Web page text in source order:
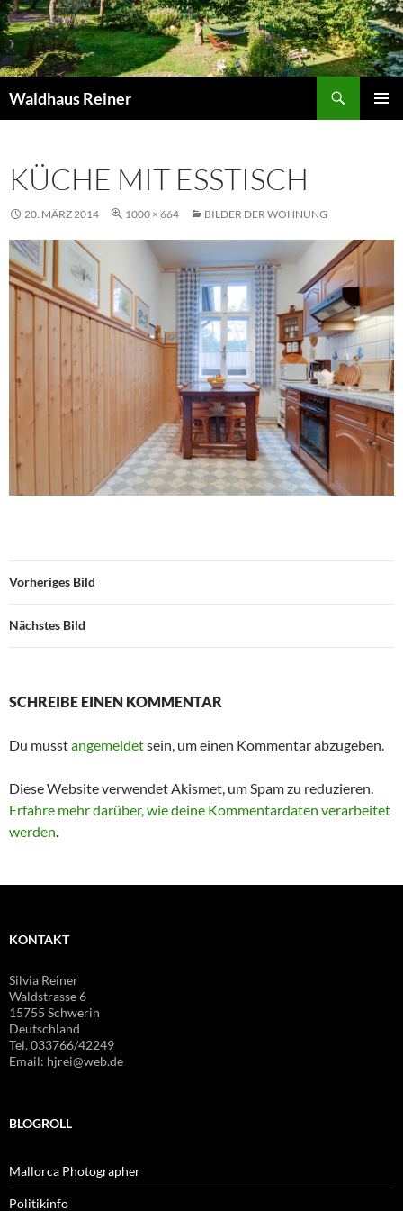
Waldhaus Reiner
KÜCHE MIT ESSTISCH
20. MÄRZ 2014 1000 × 664 BILDER DER WOHNUNG
Vorheriges Bild
Nächstes Bild
SCHREIBE EINEN KOMMENTAR
Du musstangemeldetsein, um einen Kommentar abzugeben.
Diese Website verwendet Akismet, um Spam zu reduzieren.
Erfahre mehr darüber, wie deine Kommentardaten verarbeitet
werden.
KONTAKT
Silvia Reiner
Waldstrasse 6
15755 Schwerin
Deutschland
Tel. 033766/42249
Email: hjrei@web.de
BLOGROLL
Mallorca Photographer
Politikinfo